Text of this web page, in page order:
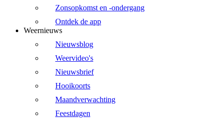
Zonsopkomst en -ondergang
Ontdek de app
Weernieuws
Nieuwsblog
Weervideo's
Nieuwsbrief
Hooikoorts
Maandverwachting
Feestdagen